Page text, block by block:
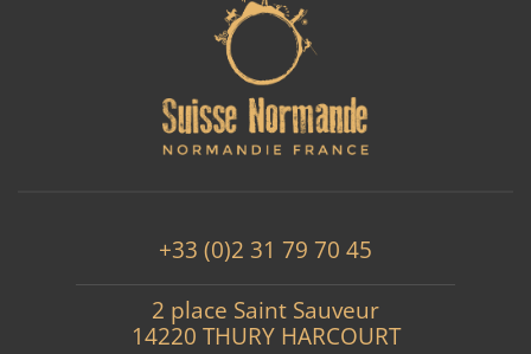
+33 (0)2 31 79 70 45
2 place Saint Sauveur
14220 THURY HARCOURT